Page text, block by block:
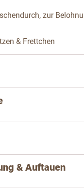
zur
& Frettchen
& Auftauen